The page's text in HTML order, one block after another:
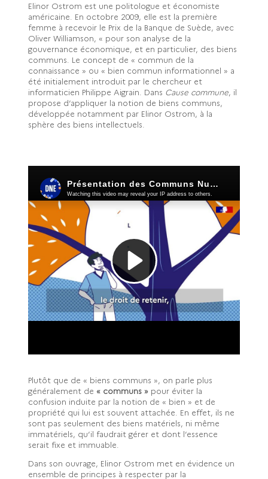
Elinor Ostrom est une politologue et économiste
américaine. En octobre 2009, elle est la première
femme à recevoir le Prix de la Banque de Suède, avec
Oliver Williamson, « pour son analyse de la
gouvernance économique, et en particulier, des biens
communs. Le concept de « commun de la
connaissance » ou « bien commun informationnel » a
été initialement introduit par le chercheur et
informaticien Philippe Aigrain. Dans Cause commune, il
propose d’appliquer la notion de biens communs,
développée notamment par Elinor Ostrom, à la
sphère des biens intellectuels.
Plutôt que de « biens communs », on parle plus
généralement de « communs » pour éviter la
confusion induite par la notion de « bien » et de
propriété qui lui est souvent attachée. En effet, ils ne
sont pas seulement des biens matériels, ni même
immatériels, qu’il faudrait gérer et dont l’essence
serait fixe et immuable.
Dans son ouvrage, Elinor Ostrom met en évidence un
ensemble de principes à respecter par la